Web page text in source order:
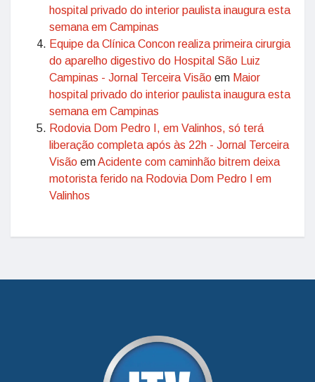
hospital privado do interior paulista inaugura esta
semana em Campinas
Equipe da Clínica Concon realiza primeira cirurgia
do aparelho digestivo do Hospital São Luiz
Campinas - Jornal Terceira Visão em Maior
hospital privado do interior paulista inaugura esta
semana em Campinas
Rodovia Dom Pedro I, em Valinhos, só terá
liberação completa após às 22h - Jornal Terceira
Visão emAcidente com caminhão bitrem deixa
motorista ferido na Rodovia Dom Pedro I em
Valinhos